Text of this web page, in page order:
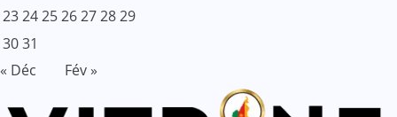
23242526272829
3031
« Déc
Fév »